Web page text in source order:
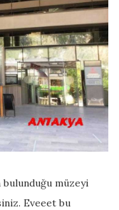
bulunduğu müzeyi
Eveeet bu